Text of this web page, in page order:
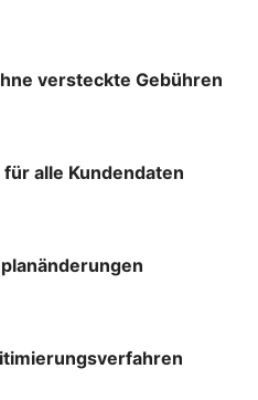
versteckte Gebühren
alle Kundendaten